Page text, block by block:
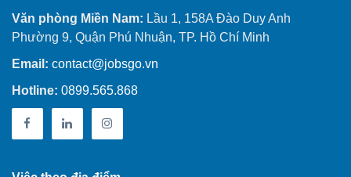
Văn phòng Miền Nam: Lầu 1, 158A Đào Duy Anh
Phường 9, Quận Phú Nhuận, TP. Hồ Chí Minh
Email: contact@jobsgo.vn
Hotline: 0899.565.868